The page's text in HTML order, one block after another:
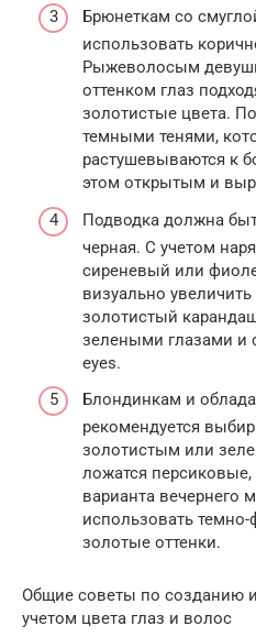
Брюнеткам со
использовать
Рыжеволосым
оттенком глаз
золотистые цвета.
темными тенями,
растушевываются к
этом открытым и
Подводка должна
черная. С учетом
сиреневый или
визуально
золотистый
зелеными глазами и
eyes.
Блондинкам и
рекомендуется
золотистым или
ложатся
варианта вечернего
использовать
золотые оттенки.
Общие советы по созданию
учетом цвета глаз и волос